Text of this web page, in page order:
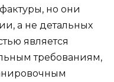
но они
а не детальных
является
требованиям,